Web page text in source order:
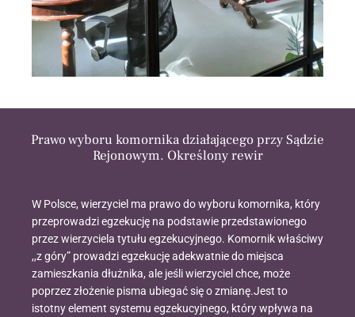
Prawo wyboru komornika działającego przy Sądzie
Rejonowym. Określony rewir
W Polsce, wierzyciel ma prawo do wyboru komornika, który
przeprowadzi egzekucję na podstawie przedstawionego
przez wierzyciela tytułu egzekucyjnego. Komornik właściwy
,,z góry” prowadzi egzekucję adekwatnie do miejsca
zamieszkania dłużnika, ale jeśli wierzyciel chce, może
poprzez złożenie pisma ubiegać się o zmianę.Jest to
istotny element systemu egzekucyjnego, który wpływa na